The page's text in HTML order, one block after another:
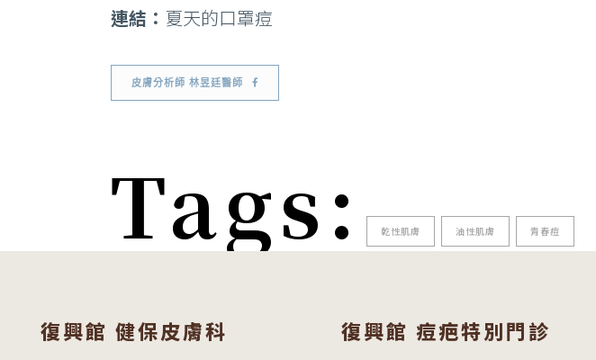
連結： 夏天的口罩痘
皮膚分析師 林昱廷醫師
Tags: 乾性肌膚 油性肌膚 青春痘
復興館 健保皮膚科 復興館 痘疤特別門診